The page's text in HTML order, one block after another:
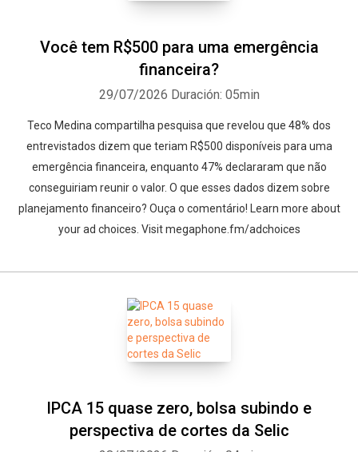
Você tem R$500 para uma emergência
financeira?
29/07/2026 Duración: 05min
Teco Medina compartilha pesquisa que revelou que 48% dos
entrevistados dizem que teriam R$500 disponíveis para uma
emergência financeira, enquanto 47% declararam que não
conseguiriam reunir o valor. O que esses dados dizem sobre
planejamento financeiro? Ouça o comentário! Learn more about
your ad choices. Visit megaphone.fm/adchoices
IPCA 15 quase zero, bolsa subindo e
perspectiva de cortes da Selic